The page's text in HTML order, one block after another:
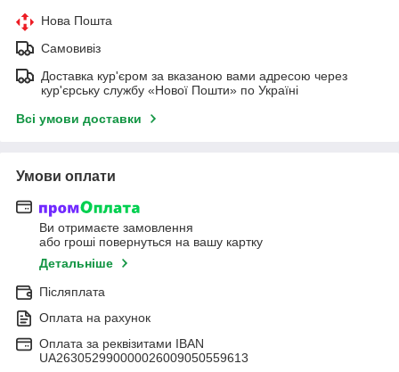
Нова Пошта
Самовивіз
Доставка кур'єром за вказаною вами адресою через
кур'єрську службу «Нової Пошти» по Україні
Всі умови доставки
Умови оплати
Ви отримаєте замовлення
або гроші повернуться на вашу картку
Детальніше
Післяплата
Оплата на рахунок
Оплата за реквізитами IBAN
UA263052990000026009050559613